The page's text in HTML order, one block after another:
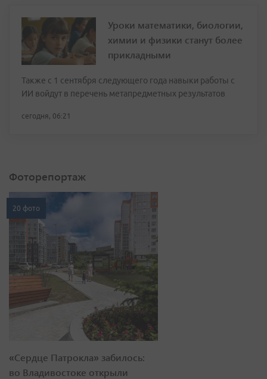
Уроки математики, биологии,
химии и физики станут более
прикладными
Также с 1 сентября следующего года навыки работы с
ИИ войдут в перечень метапредметных результатов
сегодня, 06:21
Фоторепортаж
20 фото
«Сердце Патрокла» забилось:
во Владивостоке открыли